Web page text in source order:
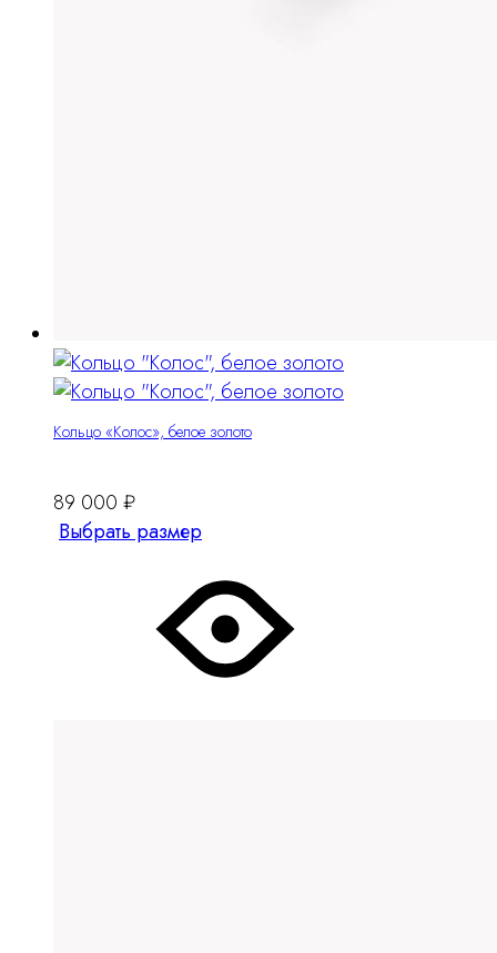
Кольцо «Колос», белое золото
89 000 ₽
Выбрать размерЭтот
имеет
несколько
вариантов.
Опции